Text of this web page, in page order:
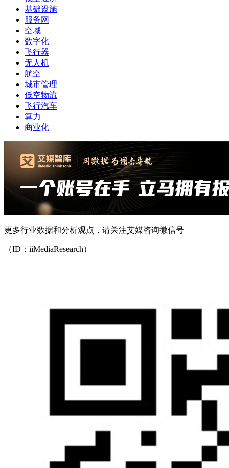
基础设施
服务网
空域
数字化
飞行器
无人机
航空
城市管理
低空物流
飞行汽车
算力
商业化
更多行业数据和分析观点，请关注艾媒咨询微信号
（ID：iiMediaResearch）